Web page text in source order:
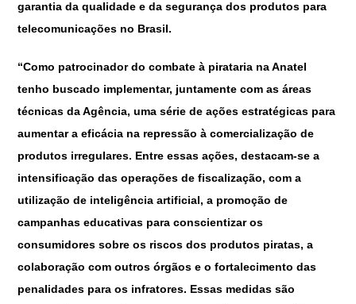
garantia da qualidade e da segurança dos produtos para
telecomunicações no Brasil.
“Como patrocinador do combate à pirataria na Anatel
tenho buscado implementar, juntamente com as áreas
técnicas da Agência, uma série de ações estratégicas para
aumentar a eficácia na repressão à comercialização de
produtos irregulares. Entre essas ações, destacam-se a
intensificação das operações de fiscalização, com a
utilização de inteligência artificial, a promoção de
campanhas educativas para conscientizar os
consumidores sobre os riscos dos produtos piratas, a
colaboração com outros órgãos e o fortalecimento das
penalidades para os infratores. Essas medidas são